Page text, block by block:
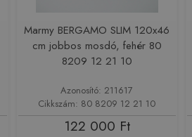
Marmy BERGAMO SLIM 120x46
cm jobbos mosdó, fehér 80
8209 12 21 10
Azonosító: 211617
Cikkszám: 80 8209 12 21 10
122 000 Ft